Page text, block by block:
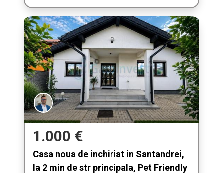
1.000 €
Casa noua de inchiriat in Santandrei,
la 2 min de str principala, Pet Friendly